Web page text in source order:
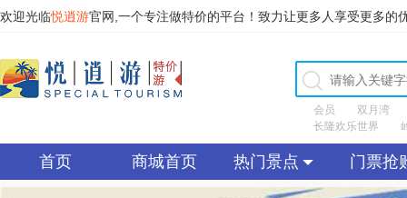
欢迎光临悦逍游官网,一个专注做特价的平台！致力让更多人享受更多的
会员
双月湾
长隆欢乐世界
首页 商城首页 热门景点 门票抢